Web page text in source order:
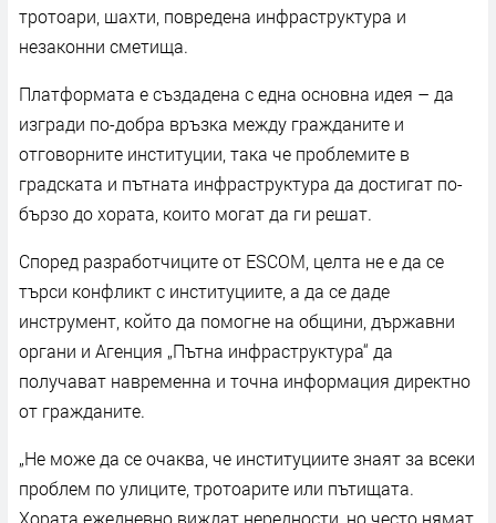
тротоари, шахти, повредена инфраструктура и
незаконни сметища.
Платформата е създадена с една основна идея – да
изгради по-добра връзка между гражданите и
отговорните институции, така че проблемите в
градската и пътната инфраструктура да достигат по-
бързо до хората, които могат да ги решат.
Според разработчиците от ESCOM, целта не е да се
търси конфликт с институциите, а да се даде
инструмент, който да помогне на общини, държавни
органи и Агенция „Пътна инфраструктура“ да
получават навременна и точна информация директно
от гражданите.
„Не може да се очаква, че институциите знаят за всеки
проблем по улиците, тротоарите или пътищата.
Хората ежедневно виждат нередности, но често нямат